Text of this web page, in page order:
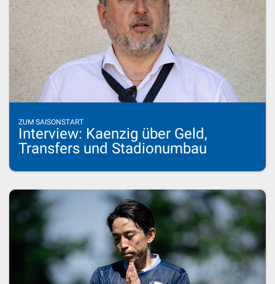
ZUM SAISONSTART
Interview: Kaenzig über Geld,
Transfers und Stadionumbau